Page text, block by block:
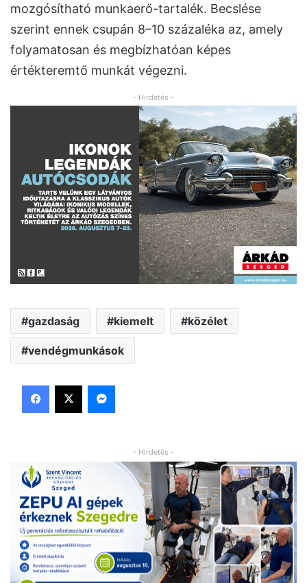
mozgósítható munkaerő-tartalék. Becslése
szerint ennek csupán 8–10 százaléka az, amely
folyamatosan és megbízhatóan képes
értékteremtő munkát végezni.
- Hirdetés -
gazdaság kiemelt közélet
vendégmunkások
Facebook
X Messenger
- Hirdetés -